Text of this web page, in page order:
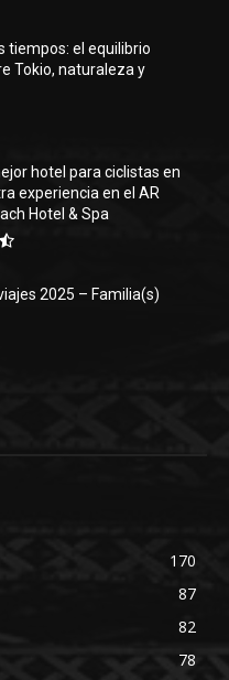
tiempos: el equilibrio
Tokio, naturaleza y
hotel para ciclistas en
experiencia en el AR
Hotel & Spa
2025 – Familia(s)
170
87
82
78